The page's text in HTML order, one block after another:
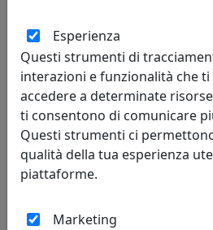
prev
pagina
1 di 2
next
Esperienza
Questi strumenti di
interazioni e funzionalità che
accedere a determinate
ti consentono di comunicare
Questi strumenti ci
qualità della tua esperienza
piattaforme.
Marketing